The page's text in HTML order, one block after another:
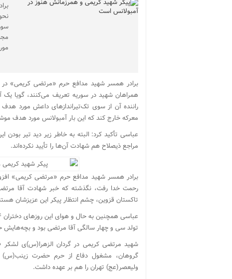
برادر همسر شهید مدافع حرم «مرتضی کریمی»
همراهان شهید در سوریه تعریف می‌کنند، گویا
راننده آن از سوی تک‌تیراندازهای داعش مورد
معرکه خارج کند که این بار آمبولانس مورد هدف
مراجع ذیصلاح هم شهادت آن‌ها را تأیید نکرده‌اند.
برادر همسر شهید مدافع حرم «مرتضی کریمی»
رحمت خدا رفت، نگذشته که خبر شهادت آقا
تاکستان قزوین، چشم انتظار پیکر این عزیزشان
تولد سی و چهار سالگی آقا مرتضی بود و
گروهان، مشغول دفاع از حرم حضرت زینب(س)
ولیعصر(عج) تهران را هم بر عهده داشت.